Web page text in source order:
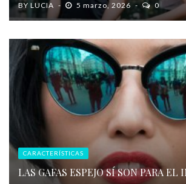
BY LUCIA 5 marzo, 2026 0
CARACTERÍSTICAS
LAS GAFAS ESPEJO SÍ SON PARA EL